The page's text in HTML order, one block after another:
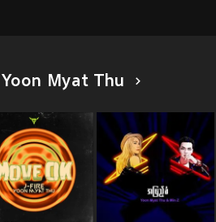
Myat Thu